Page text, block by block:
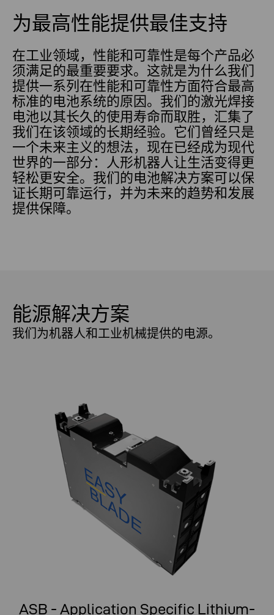
为最高性能提供最佳支持
在工业领域，性能和可靠性是每个产品必
须满足的最重要要求。这就是为什么我们
提供一系列在性能和可靠性方面符合最高
标准的电池系统的原因。我们的激光焊接
电池以其长久的使用寿命而取胜，汇集了
我们在该领域的长期经验。它们曾经只是
一个未来主义的想法，现在已经成为现代
世界的一部分：人形机器人让生活变得更
轻松更安全。我们的电池解决方案可以保
证长期可靠运行，并为未来的趋势和发展
提供保障。
能源解决方案
我们为机器人和工业机械提供的电源。
ASB - Application Specific Lithium-